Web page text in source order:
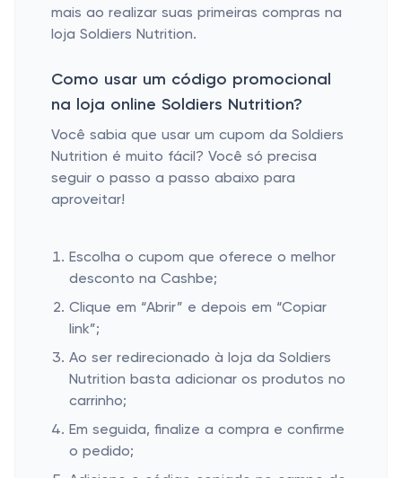
mais ao realizar suas primeiras compras na
loja Soldiers Nutrition.
Como usar um código promocional
na loja online Soldiers Nutrition?
Você sabia que usar um cupom da Soldiers
Nutrition é muito fácil? Você só precisa
seguir o passo a passo abaixo para
aproveitar!
Escolha o cupom que oferece o melhor
desconto na Cashbe;
Clique em “Abrir” e depois em “Copiar
link”;
Ao ser redirecionado à loja da Soldiers
Nutrition basta adicionar os produtos no
carrinho;
Em seguida, finalize a compra e confirme
o pedido;